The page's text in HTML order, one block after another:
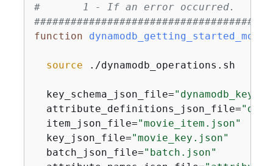
#       1 - If an error occurred.
function
source ./dynamodb_operations.sh
  key_schema_json_file=
  attribute_definitions_json_file=
  item_json_file=
"movie_item.json"
  key_json_file=
"movie_key.json"
  batch_json_file=
"batch.json"